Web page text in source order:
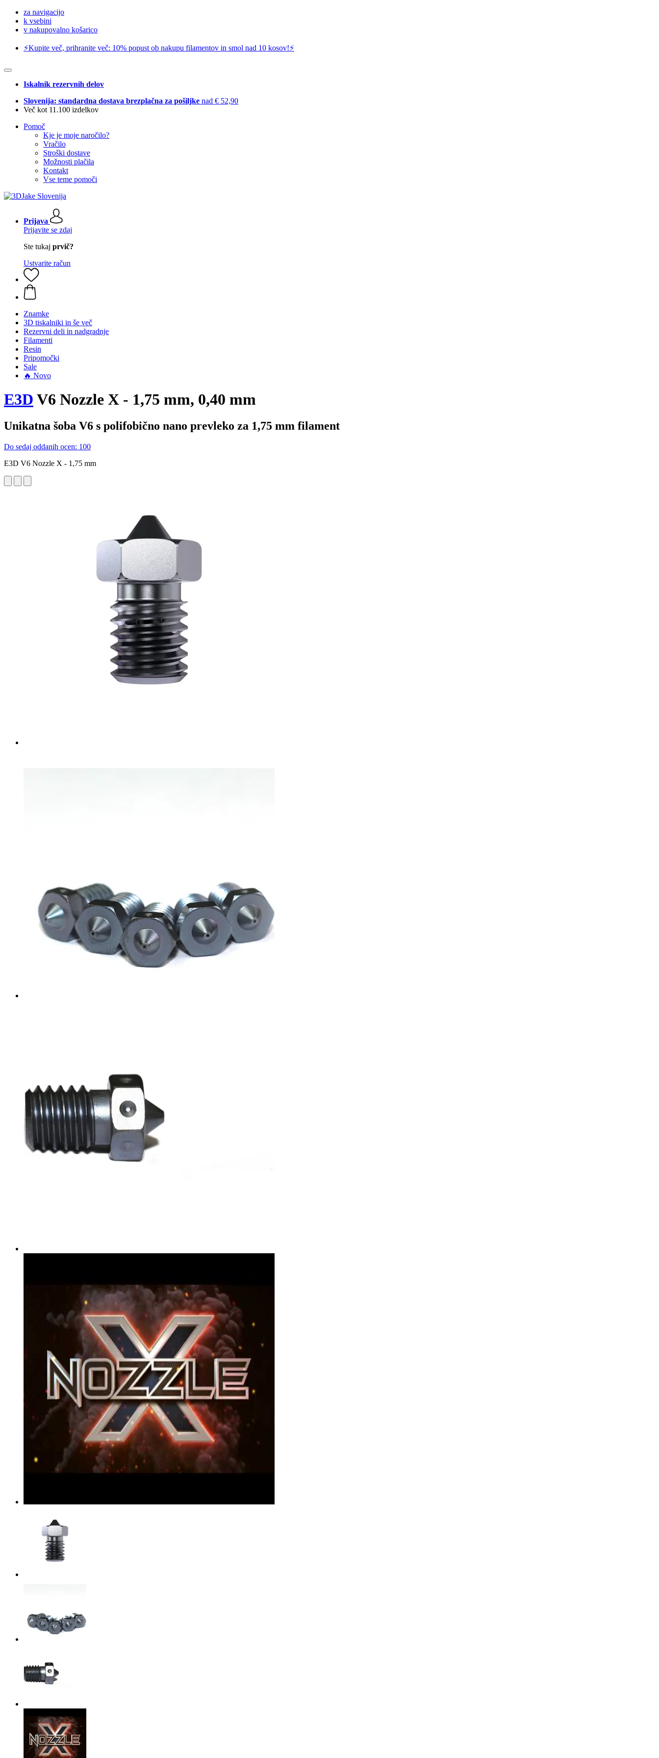
za navigacijo
k vsebini
v nakupovalno košarico
⚡️Kupite več, prihranite več: 10% popust ob nakupu filamentov in smol nad 10 kosov!⚡️
Iskalnik rezervnih delov
Slovenija: standardna dostava brezplačna za pošiljke nad € 52,90
Več kot 11.100 izdelkov
Pomoč
Kje je moje naročilo?
Vračilo
Stroški dostave
Možnosti plačila
Kontakt
Vse teme pomoči
Prijava
Prijavite se zdaj
Ste tukaj prvič?
Ustvarite račun
Znamke
3D tiskalniki in še več
Rezervni deli in nadgradnje
Filamenti
Resin
Pripomočki
Sale
🔥 Novo
E3D V6 Nozzle X - 1,75 mm, 0,40 mm
Unikatna šoba V6 s polifobično nano prevleko za 1,75 mm filament
Do sedaj oddanih ocen: 100
E3D V6 Nozzle X - 1,75 mm